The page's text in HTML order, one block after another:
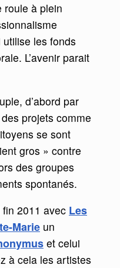
roule à plein
les fonds
L’avenir parait
d’abord par
projets comme
se sont
gros » contre
des groupes
spontanés.
2011 avec Les
Marie un
et celui
à cela les artistes